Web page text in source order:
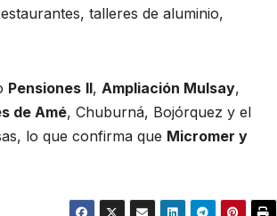
talleres de aluminio,
Pensiones II, Ampliación Mulsay,
de Amé, Chuburná, Bojórquez y el
lo que confirma que Micromer y